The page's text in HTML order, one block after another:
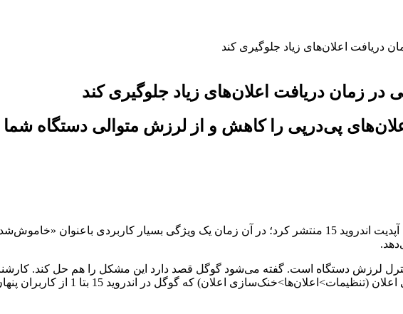
پی‌درپی را کاهش و از لرزش متوالی دستگاه شما
اوایل سال بود که گوگل اولین پیش‌نمایش توسعه‌دهندگان را برای آپدیت اندروید 15 منتشر کرد؛ در آن زمان یک
کنترل لرزش دستگاه است. گفته می‌شود گوگل قصد دارد این مشکل را هم حل کند.